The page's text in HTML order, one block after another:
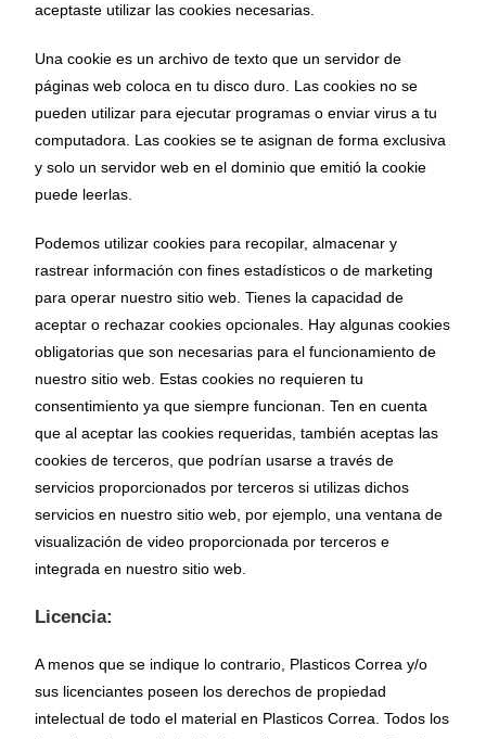
aceptaste utilizar las cookies necesarias.
Una cookie es un archivo de texto que un servidor de
páginas web coloca en tu disco duro. Las cookies no se
pueden utilizar para ejecutar programas o enviar virus a tu
computadora. Las cookies se te asignan de forma exclusiva
y solo un servidor web en el dominio que emitió la cookie
puede leerlas.
Podemos utilizar cookies para recopilar, almacenar y
rastrear información con fines estadísticos o de marketing
para operar nuestro sitio web. Tienes la capacidad de
aceptar o rechazar cookies opcionales. Hay algunas cookies
obligatorias que son necesarias para el funcionamiento de
nuestro sitio web. Estas cookies no requieren tu
consentimiento ya que siempre funcionan. Ten en cuenta
que al aceptar las cookies requeridas, también aceptas las
cookies de terceros, que podrían usarse a través de
servicios proporcionados por terceros si utilizas dichos
servicios en nuestro sitio web, por ejemplo, una ventana de
visualización de video proporcionada por terceros e
integrada en nuestro sitio web.
Licencia:
A menos que se indique lo contrario, Plasticos Correa y/o
sus licenciantes poseen los derechos de propiedad
intelectual de todo el material en Plasticos Correa. Todos los